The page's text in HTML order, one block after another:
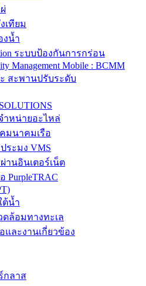
เทียม
งน้ำ
ระบบป้องกันการกร่อน
Management Mobile : BCMM
สะพานปรับระดับ
ำหน่ายอะไหล่
มนาคมเรือ
ระมง VMS
านอินเตอร์เน็ต
PurpleTRAC
ต้น้ำ
ล้อมทางทะเล
และงานเกี่ยวข้อง
กลาส